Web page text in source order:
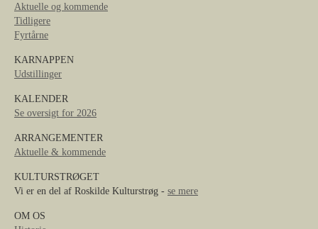
Aktuelle og kommende
Tidligere
Fyrtårne
KARNAPPEN
Udstillinger
KALENDER
Se oversigt for 2026
ARRANGEMENTER
Aktuelle & kommende
KULTURSTRØGET
Vi er en del af Roskilde Kulturstrøg - se mere
OM OS